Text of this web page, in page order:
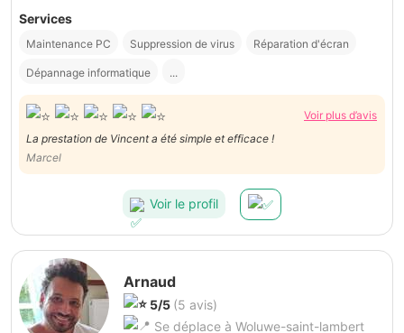
Services
Maintenance PC Suppression de virus Réparation d'écran
Dépannage informatique ...
Voir plus d’avis
La prestation de Vincent a été simple et efficace !
Marcel
Voir le profil
Arnaud
5/5 (5 avis)
Se déplace à Woluwe-saint-lambert